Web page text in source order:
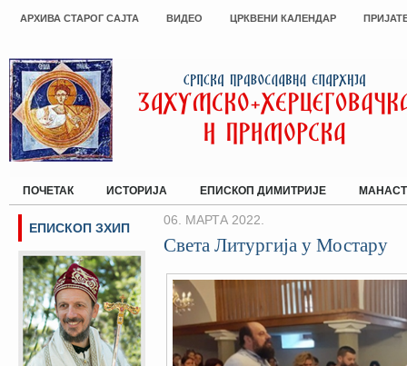
АРХИВА СТАРОГ САЈТА ВИДЕО ЦРКВЕНИ КАЛЕНДАР
ПОЧЕТАК ИСТОРИЈА ЕПИСКОП ДИМИТРИЈЕ
06. МАРТА 2022.
Света Литургија у Мостару
ЕПИСКОП ЗХИП